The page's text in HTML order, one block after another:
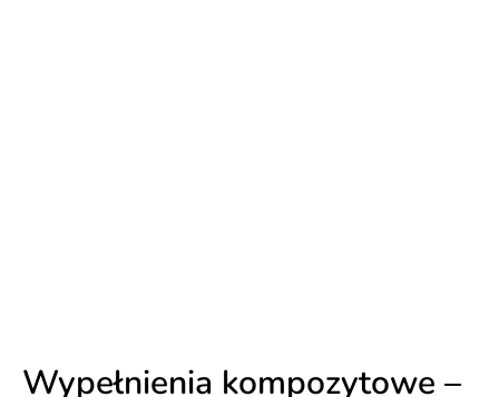
Wypełnienia kompozytowe –